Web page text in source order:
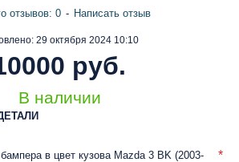
29 октября 2024 10:10
В наличии
отзывов: 0 - Написать отзыв
руб.
в цвет кузова Mazda 3 BK (2003-